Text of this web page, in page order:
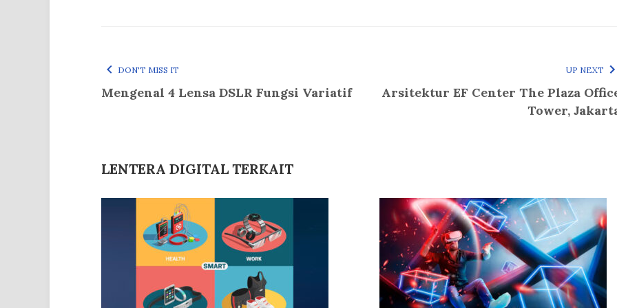
DON'T MISS IT
Mengenal 4 Lensa DSLR Fungsi Variatif
UP NEXT
Arsitektur EF Center The Plaza
Tower,
LENTERA DIGITAL TERKAIT